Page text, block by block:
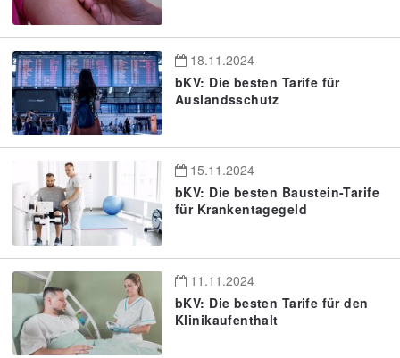
18.11.2024
bKV: Die besten Tarife für
Auslandsschutz
15.11.2024
bKV: Die besten Baustein-Tarife
für Krankentagegeld
11.11.2024
bKV: Die besten Tarife für den
Klinikaufenthalt